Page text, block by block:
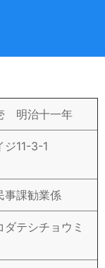
明治十一年
ジ11-3-1
事課勧業係
テシチョウミ